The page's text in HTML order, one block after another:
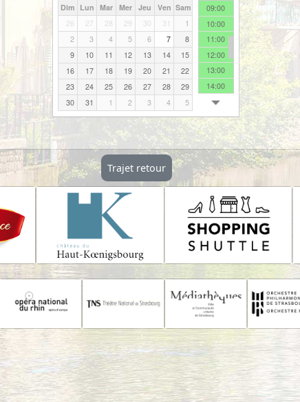
: Fixes
Août 2026
Dim Lun Mar Mer Jeu Ven Sam
26
27 28 29 31
1
7 8
9 10 11 12 13 14 15
16 17 18 20 21
22
23
24 25 26 27 28
29
30
31 1 3 4
06:00
07:00
08:00
09:00
10:00
11:00
12:00
13:00
14:00
15:00
16:00
18:00
19:00
22:00
23:00
Trajet retour